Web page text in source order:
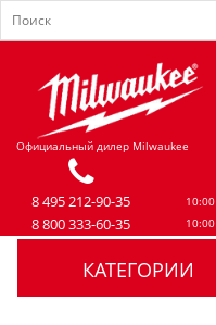
Официальный дилер Milwaukee
8 495 212-90-35
8 800 333-60-35
КАТЕГОРИИ